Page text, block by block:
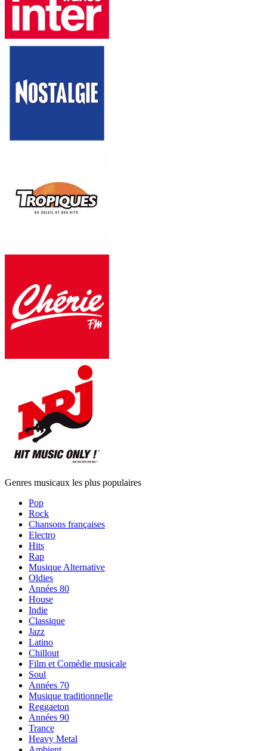
Genres musicaux les plus populaires
Pop
Rock
Chansons françaises
Electro
Hits
Rap
Musique Alternative
Oldies
Années 80
House
Indie
Classique
Jazz
Latino
Chillout
Film et Comédie musicale
Soul
Années 70
Musique traditionnelle
Reggaeton
Années 90
Trance
Heavy Metal